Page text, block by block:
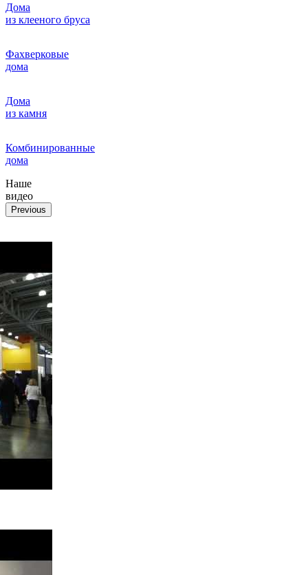
Дома
из клееного бруса
Фахверковые
дома
Дома
из камня
Комбинированные
дома
Наше
видео
Previous